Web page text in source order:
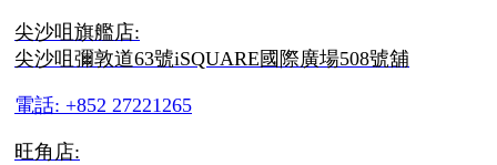
尖沙咀旗艦店:
尖沙咀彌敦道63號iSQUARE國際廣場508號舖
電話: +852 27221265
旺角店: